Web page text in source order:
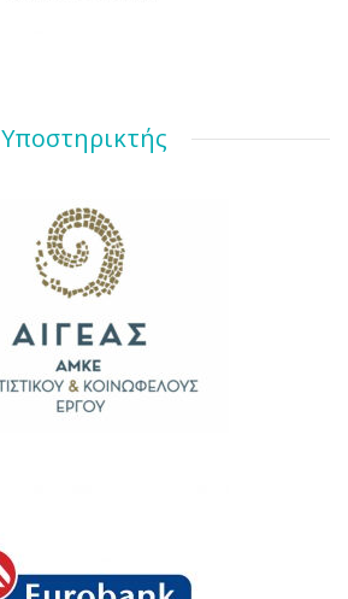
Υποστηρικτής